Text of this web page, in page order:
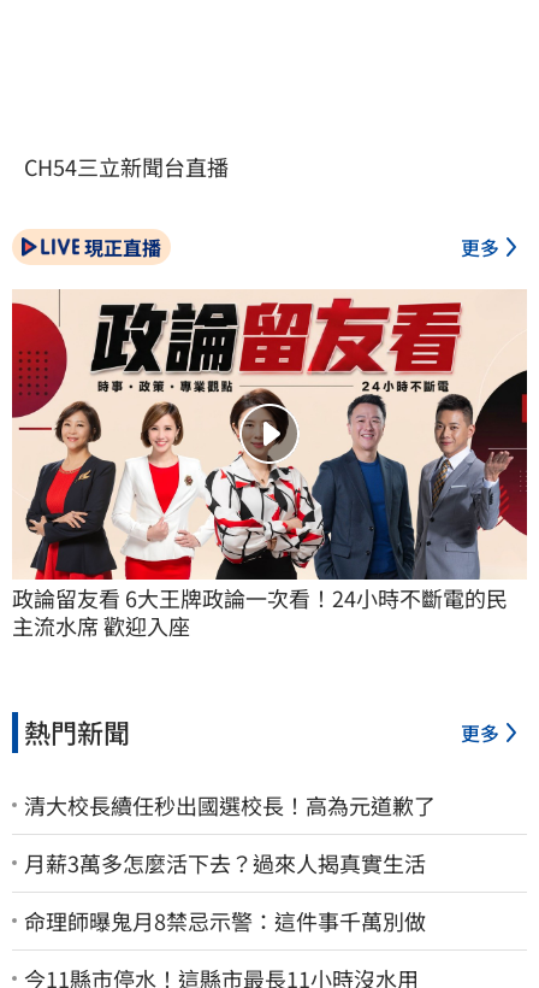
CH54三立新聞台直播
現正直播 更多
政論留友看 6大王牌政論一次看！24小時不斷電的民
主流水席 歡迎入座
熱門新聞 更多
清大校長續任秒出國選校長！高為元道歉了
月薪3萬多怎麼活下去？過來人揭真實生活
命理師曝鬼月8禁忌示警：這件事千萬別做
今11縣市停水！這縣市最長11小時沒水用